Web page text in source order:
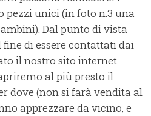
pezzi unici (in foto n.3 una
Dal punto di vista
di essere contattati dai
il nostro sito internet
al più presto il
dove (non si farà vendita al
apprezzare da vicino, e